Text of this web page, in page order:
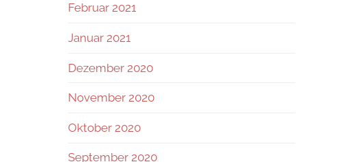
Februar 2021
Januar 2021
Dezember 2020
November 2020
Oktober 2020
September 2020